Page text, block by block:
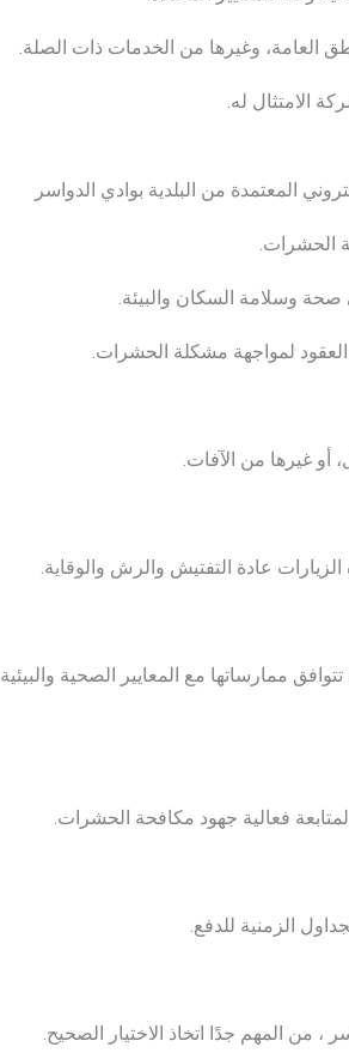
العامة، وغيرها من الخدمات ذات الصلة.
الامتثال له.
المعتمدة من البلدية بوادي الدواسر
الحشرات.
وسلامة السكان والبيئة.
العقود لمواجهة مشكلة الحشرات.
أو غيرها من الآفات.
عادة التفتيش والرش والوقاية.
ممارساتها مع المعايير الصحية والبيئية
فعالية جهود مكافحة الحشرات.
الزمنية للدفع.
، من المهم جدًا اتخاذ الاختيار الصحيح.